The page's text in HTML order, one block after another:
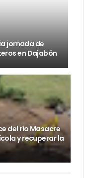
jornada de
en Dajabón
del río Masacre
y recuperar la